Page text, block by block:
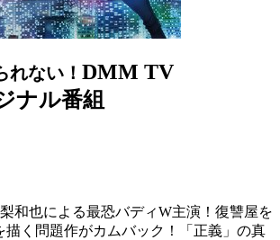
れない！ DMM TV
ナル番組
和也による最恐バディW主演！復讐屋を
描く問題作がカムバック！「正義」の真